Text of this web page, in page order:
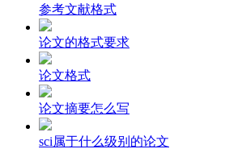
参考文献格式
论文的格式要求
论文格式
论文摘要怎么写
sci属于什么级别的论文